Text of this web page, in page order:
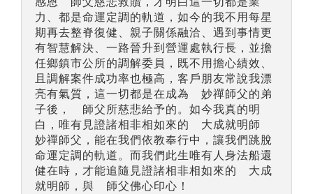
力、都是命運定調的軌道，如今的我不用每星
期再去整脊復健、親子關係融洽、遇到事情更
有智慧解決、一路晉升到營運處執行長，並擔
任鄉鎮市公所的調解委員，既不用擔心績效、
且調解案件成功率也極高，客戶朋友常說我漂
亮有氣質，這一切都是在成為 妙禪師父的弟
子後， 師父所慈悲給予的。如今我真的明
白，唯有見證諸相非相如來的 大成就明師
妙禪師父，能在我們依教奉行中，讓我們跳脫
命運定調的軌道。而我們此生唯有人身法船還
健在時，才能追隨見證諸相非相如來的 大成
就明師，與 師父佛心印心！